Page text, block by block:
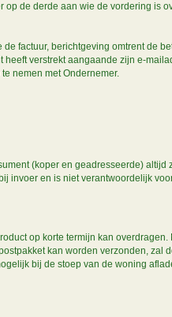
op de derde aan wie de vordering is
factuur, berichtgeving omtrent de
verstrekt aangaande zijn e-
nemen met Ondernemer.
(koper en geadresseerde) altijd
invoer en is niet verantwoordelijk
op korte termijn kan
kan worden verzonden, zal
bij de stoep van de woning